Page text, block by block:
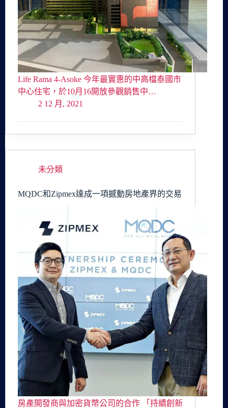
Life Rama 4-Asoke 今年最實惠的中高檔泰國市
中心住宅，於10月16開放參觀銷售中…
2 12 月, 2021
未分類
MQDC和Zipmex達成一項撼動房地產界的交易
房產開發商與加密貨幣公司的合作 「持續創新